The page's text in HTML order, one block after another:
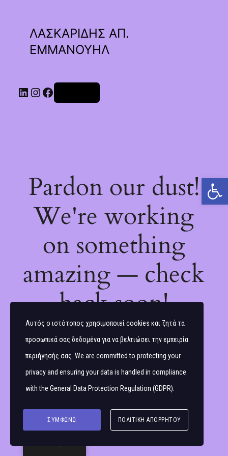
Ανοίξτε τη γραμμή εργαλείων
ΛΑΣΚΑΡΙΔΗΣ ΑΠ.
ΕΜΜΑΝΟΥΗΛ
Linkedin
Instagram
Facebook
Pardon our dust!
We're working
on something
amazing — check
back soon!
Αυτός ο ιστότοπος χρησιμοποιεί cookies και ζητά τα
προσωπικά σας δεδομένα για να βελτιώσει την εμπειρία
περιήγησής σας. We are committed to protecting your
privacy and ensuring your data is handled in compliance
with the General Data Protection Regulation (GDPR)
ΣΥΜΦΩΝΏ ΠΟΛΙΤΙΚΉ ΑΠΟΡΡΉΤΟΥ